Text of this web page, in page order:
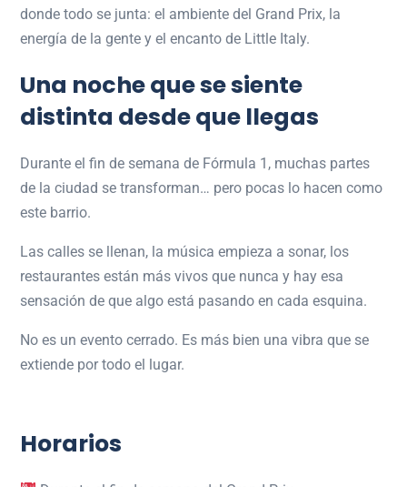
donde todo se junta: el ambiente del Grand Prix, la
energía de la gente y el encanto de Little Italy.
Una noche que se siente
distinta desde que llegas
Durante el fin de semana de Fórmula 1, muchas partes
de la ciudad se transforman… pero pocas lo hacen como
este barrio.
Las calles se llenan, la música empieza a sonar, los
restaurantes están más vivos que nunca y hay esa
sensación de que algo está pasando en cada esquina.
No es un evento cerrado. Es más bien una vibra que se
extiende por todo el lugar.
Horarios